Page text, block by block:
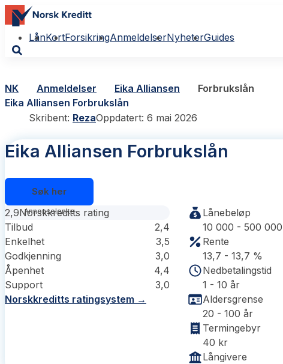
LånKortForsikringAnmeldelserNyheterGuides
NK Anmeldelser Eika Alliansen
Forbrukslån
Eika Alliansen Forbrukslån
Skribent: RezaOppdatert: 6 mai 2026
Eika Alliansen Forbrukslån
Søk her
2,9Norskkreditts rating
Tilbud
2,4
Enkelhet
3,5
Godkjenning
3,0
Åpenhet
4,4
Support
3,0
Norskkreditts ratingsystem →
Lånebeløp
10 000 - 500
Rente
13,7 - 13,7 %
Nedbetalingstid
1 - 10 år
Aldersgrense
20 - 100 år
Termingebyr
40 kr
Långivere